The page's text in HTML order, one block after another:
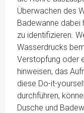
Überwachen des
Badewanne dabei
zu identifizieren.
Wasserdrucks
Verstopfung oder
hinweisen, das
diese Do-it-
durchführen,
Dusche und